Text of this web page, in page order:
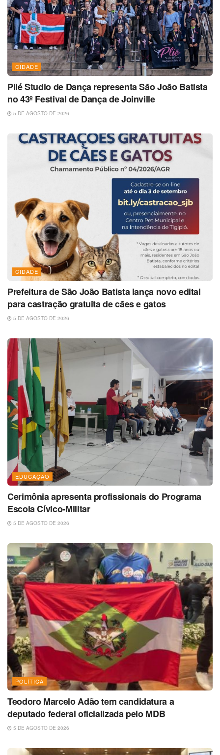
CIDADE
Plié Studio de Dança representa São João Batista
no 43º Festival de Dança de Joinville
5 DE AGOSTO DE 2026
CIDADE
Prefeitura de São João Batista lança novo edital
para castração gratuita de cães e gatos
5 DE AGOSTO DE 2026
EDUCAÇÃO
Cerimônia apresenta profissionais do Programa
Escola Cívico-Militar
5 DE AGOSTO DE 2026
POLÍTICA
Teodoro Marcelo Adão tem candidatura a
deputado federal oficializada pelo MDB
5 DE AGOSTO DE 2026